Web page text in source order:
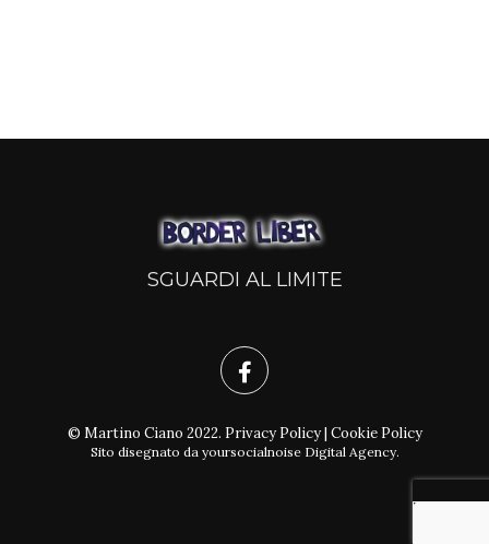
SGUARDI AL LIMITE
© Martino Ciano 2022. Privacy Policy| Cookie Policy
Sito disegnato da yoursocialnoise Digital Agency.